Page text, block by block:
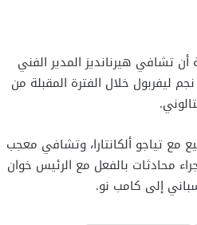
تشافي هيرنانديز المدير الفني
ليفربول خلال الفترة المقبلة من
مع تياجو ألكانتارا، وتشافي معجب
محادثات بالفعل مع الرئيس خوان
إلى كامب نو.